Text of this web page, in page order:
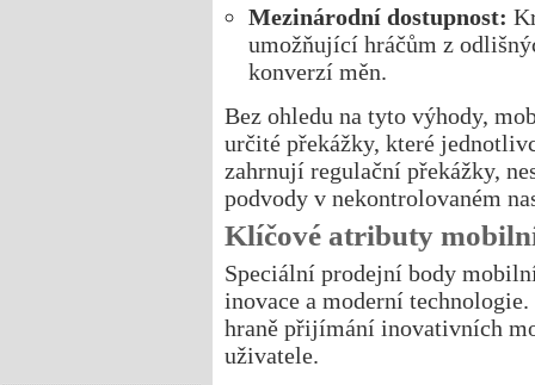
Mezinárodní dostupnost:
umožňující hráčům z
konverzí měn.
Bez ohledu na tyto výhody,
určité překážky, které
zahrnují regulační překážky,
podvody v nekontrolovaném
Klíčové atributy
Speciální prodejní body
inovace a moderní
hraně přijímání inovativních
uživatele.